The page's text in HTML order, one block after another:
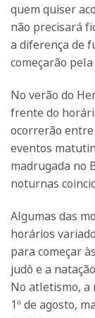
quem quiser
não precisará
a diferença de
começarão
No verão do
frente do
ocorrerão
eventos
madrugada no
noturnas
Algumas das
horários
para começar
judô e a
No atletismo, a
1º de agosto,